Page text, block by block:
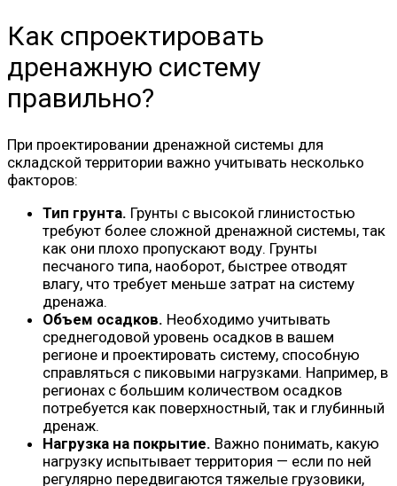
Как спроектировать
дренажную систему
правильно?
При проектировании дренажной системы для
складской территории важно учитывать несколько
факторов:
Тип грунта. Грунты с высокой глинистостью
требуют более сложной дренажной системы, так
как они плохо пропускают воду. Грунты
песчаного типа, наоборот, быстрее отводят
влагу, что требует меньше затрат на систему
дренажа.
Объем осадков. Необходимо учитывать
среднегодовой уровень осадков в вашем
регионе и проектировать систему, способную
справляться с пиковыми нагрузками. Например, в
регионах с большим количеством осадков
потребуется как поверхностный, так и глубинный
дренаж.
Нагрузка на покрытие. Важно понимать, какую
нагрузку испытывает территория — если по ней
регулярно передвигаются тяжелые грузовики,